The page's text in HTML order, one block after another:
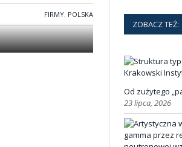
FIRMY, POLSKA
ZOBACZ TEŻ:
Od zużytego
23 lipca, 2026